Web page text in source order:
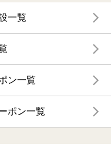
一覧
ン一覧
ポン一覧